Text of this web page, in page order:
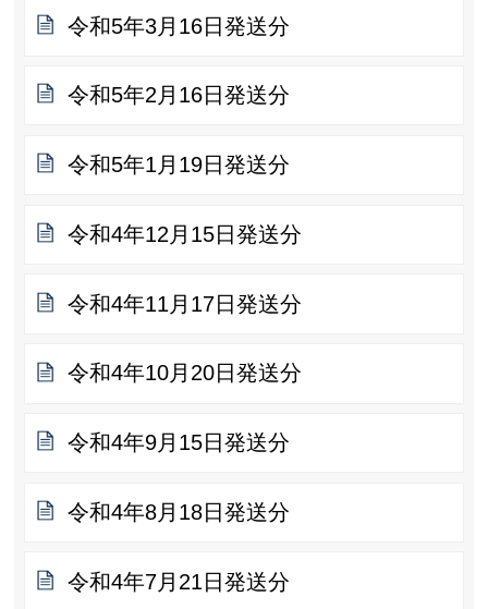
令和5年3月16日発送分
令和5年2月16日発送分
令和5年1月19日発送分
令和4年12月15日発送分
令和4年11月17日発送分
令和4年10月20日発送分
令和4年9月15日発送分
令和4年8月18日発送分
令和4年7月21日発送分